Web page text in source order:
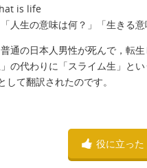
is life
「人生の意味は何？」「生き
通の日本人男性が死んで，転
の代わりに「スライム生」と
て翻訳されたのです。
役に立った